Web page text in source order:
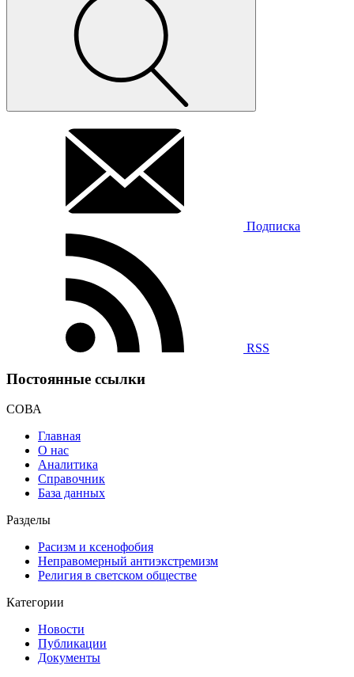
Подписка
RSS
Постоянные ссылки
СОВА
Главная
О нас
Аналитика
Справочник
База данных
Разделы
Расизм и ксенофобия
Неправомерный антиэкстремизм
Религия в светском обществе
Категории
Новости
Публикации
Документы